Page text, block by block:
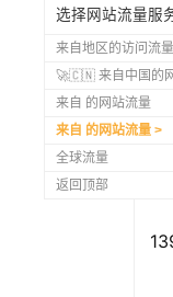
选择网站流量服
来自地区的访问流
🚀🇨🇳 来自中国的
来自 的网站流量
来自 的网站流量
全球流量
返回顶部